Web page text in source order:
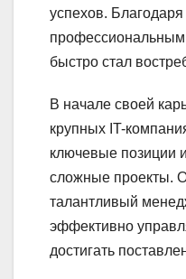
успехов.
быстро стал
В начале своей
крупных IT-
ключевые позиции
сложные проекты.
талантливый
эффективно
достигать